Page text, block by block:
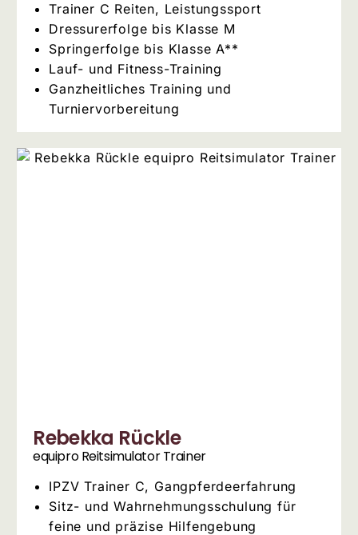
Trainer C Reiten, Leistungssport
Dressurerfolge bis Klasse M
Springerfolge bis Klasse A**
Lauf- und Fitness-Training
Ganzheitliches Training und
Turniervorbereitung
Rebekka Rückle
equipro Reitsimulator Trainer
IPZV Trainer C, Gangpferdeerfahrung
Sitz- und Wahrnehmungsschulung für
feine und präzise Hilfengebung